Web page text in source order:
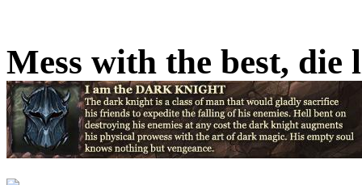
Mess with the best, die